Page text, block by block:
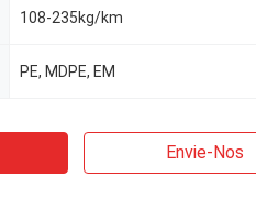
108-235kg/km
PE, MDPE, EM
Envie-Nos